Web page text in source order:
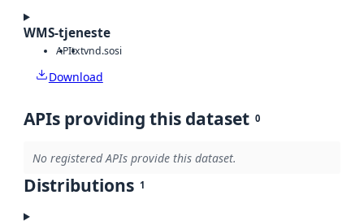
WMS-tjeneste
APItxtvnd.sosi
Download
APIs providing this dataset 0
No registered APIs provide this dataset.
Distributions 1